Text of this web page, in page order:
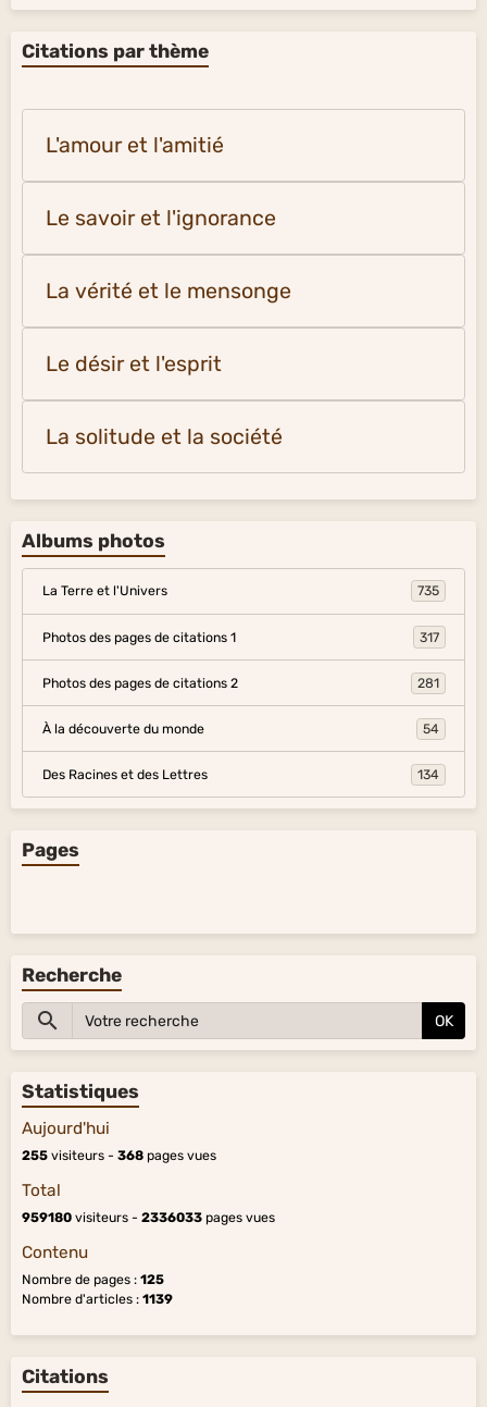
Citations par thème
L'amour et l'amitié
Le savoir et l'ignorance
La vérité et le mensonge
Le désir et l'esprit
La solitude et la société
Albums photos
La Terre et l'Univers 735
Photos des pages de citations 1 317
Photos des pages de citations 2 281
À la découverte du monde 54
Des Racines et des Lettres 134
Pages
Recherche
OK
Statistiques
Aujourd'hui
255 visiteurs - 368 pages vues
Total
959180 visiteurs - 2336033 pages vues
Contenu
Nombre de pages : 125
Nombre d'articles : 1139
Citations